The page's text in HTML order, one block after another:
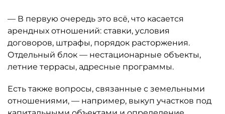
— В первую очередь это всё, что касается
арендных отношений: ставки, условия
договоров, штрафы, порядок расторжения.
Отдельный блок — нестационарные объекты,
летние террасы, адресные программы.
Есть также вопросы, связанные с земельными
отношениями, — например, выкуп участков под